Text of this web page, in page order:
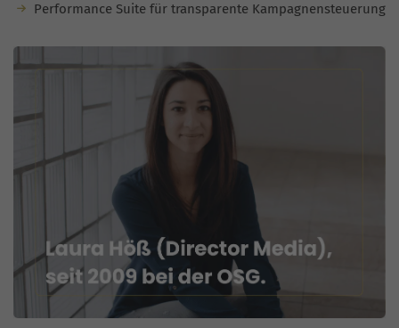
Performance Suite für transparente Kampagnensteuerung